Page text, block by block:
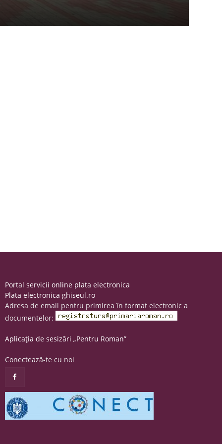
Portal servicii online plata electronica
Plata electronica ghiseul.ro
Adresa de email pentru primirea în format electronic a
documentelor:
Aplicația de sesizări „Pentru Roman”
Conectează-te cu noi